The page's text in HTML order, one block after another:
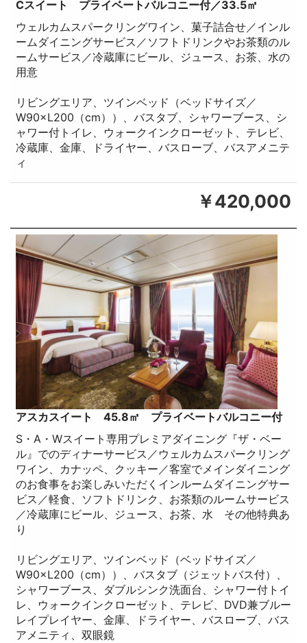
Cスイート プライベートバルコニー付／33.5㎡
ウェルカムスパークリングワイン、菓子詰合せ／インル
ームダイニングサービス／ソフトドリンクやお茶類のル
ームサービス／冷蔵庫にビール、ジュース、お茶、水の
用意
リビングエリア、ツインベッド（ベッドサイズ／
W90×L200（cm））、バスタブ、シャワーブース、シ
ャワー付トイレ、ウォークインクローゼット、テレビ、
冷蔵庫、金庫、ドライヤー、バスローブ、バスアメニテ
ィ
￥420,000
アスカスイート 45.8㎡ プライベートバルコニー付
S・A・Wスイート専用プレミアダイニング『ザ・ベー
ル』でのディナーサービス／ウェルカムスパークリング
ワイン、カナッペ、クッキー／客室でメインダイニング
のお食事をお楽しみいただくインルームダイニングサー
ビス／軽食、ソフトドリンク、お茶類のルームサービス
／冷蔵庫にビール、ジュース、お茶、水 その他特典あ
り
リビングエリア、ツインベッド（ベッドサイズ／
W90×L200（cm））、バスタブ（ジェットバス付）、
シャワーブース、ダブルシンク洗面台、シャワー付トイ
レ、ウォークインクローゼット、テレビ、DVD兼ブルー
レイプレイヤー、金庫、ドライヤー、バスローブ、バス
アメニティ、双眼鏡